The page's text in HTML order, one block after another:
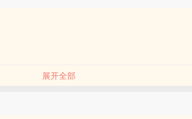
楚情况，就看见一个人大喊着师兄啊，师弟啊，就
绝对会拿回属于自己的一切！点击就看小学鸡谈恋
展开全部